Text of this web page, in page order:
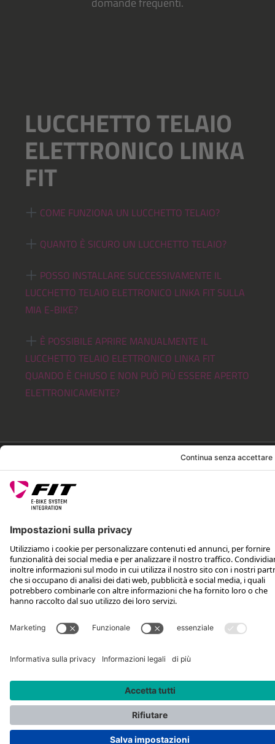
LUCCHETTO TELAIO
ELETTRONICO LINKA
FIT
COME FUNZIONA UN LUCCHETTO TELAIO?
QUANTO È SICURO UN LUCCHETTO TELAIO?
POSSO INSTALLARE SUCCESSIVAMENTE IL
LUCCHETTO TELAIO ELETTRONICO LINKA FIT SULLA
MIA E-BIKE?
È POSSIBILE APRIRE MANUALMENTE IL
LUCCHETTO TELAIO ELETTRONICO LINKA FIT
QUANDO È CHIUSO E NON PUÒ PIÙ ESSERE APERTO
ELETTRONICAMENTE?
ASSISTENZA
SEGUICI SU
*Prezzo al dettaglio consigliato IVA inclusa più spese di spedizione e TSA
Rotax Bike Technology AG © 2025